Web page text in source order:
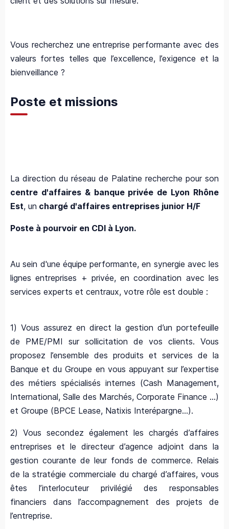
Vous recherchez une entreprise performante avec des
valeurs fortes telles que l’excellence, l’exigence et la
bienveillance ?
Poste et missions
La direction du réseau de Palatine recherche pour son
centre d'affaires & banque privée de Lyon Rhône
Est, un chargé d'affaires entreprises junior H/F
Poste à pourvoir en CDI à Lyon.
Au sein d'une équipe performante, en synergie avec les
lignes entreprises + privée, en coordination avec les
services experts et centraux, votre rôle est double :
1) Vous assurez en direct la gestion d’un portefeuille
de PME/PMI sur sollicitation de vos clients. Vous
proposez l’ensemble des produits et services de la
Banque et du Groupe en vous appuyant sur l’expertise
des métiers spécialisés internes (Cash Management,
International, Salle des Marchés, Corporate Finance …)
et Groupe (BPCE Lease, Natixis Interépargne…).
2) Vous secondez également les chargés d’affaires
entreprises et le directeur d’agence adjoint dans la
gestion courante de leur fonds de commerce. Relais
de la stratégie commerciale du chargé d’affaires, vous
êtes l’interlocuteur privilégié des responsables
financiers dans l’accompagnement des projets de
l’entreprise.